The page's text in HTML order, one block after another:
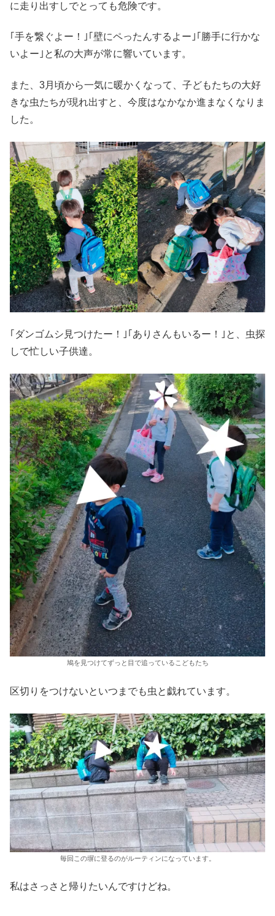
に走り出すしでとっても危険です。
｢手を繋ぐよー！｣｢壁にペったんするよー｣｢勝手に行かな
いよー｣と私の大声が常に響いています。
また、3月頃から一気に暖かくなって、子どもたちの大好
きな虫たちが現れ出すと、今度はなかなか進まなくなりま
した。
｢ダンゴムシ見つけたー！｣｢ありさんもいるー！｣と、虫探
しで忙しい子供達。
鳩を見つけてずっと目で追っているこどもたち
区切りをつけないといつまでも虫と戯れています。
毎回この塀に登るのがルーティンになっています。
私はさっさと帰りたいんですけどね。